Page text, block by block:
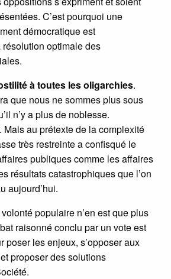
C’est pourquoi une
démocratique est
optimale des
à toutes les oligarchies.
que nous ne sommes plus sous
n’y a plus de noblesse.
Mais au prétexte de la complexité
très restreinte a confisqué le
publiques comme les affaires
catastrophiques que l’on
aujourd’hui.
populaire n’en est que plus
raisonné conclu par un vote est
poser les enjeux, s’opposer aux
proposer des solutions